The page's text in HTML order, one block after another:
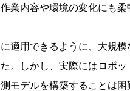
業内容や環境の変化にも柔
適用できるように、大規
。しかし、実際にはロボ
モデルを構築することは困